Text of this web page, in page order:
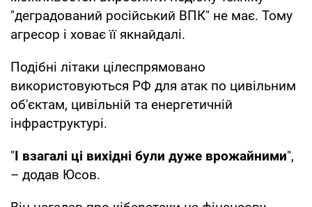
"деградований російський ВПК" не має. Тому
агресор і ховає її якнайдалі.
Подібні літаки цілеспрямовано
використовуються РФ для атак по цивільним
об'єктам, цивільній та енергетичній
інфраструктурі.
"І взагалі ці вихідні були дуже врожайними",
– додав Юсов.